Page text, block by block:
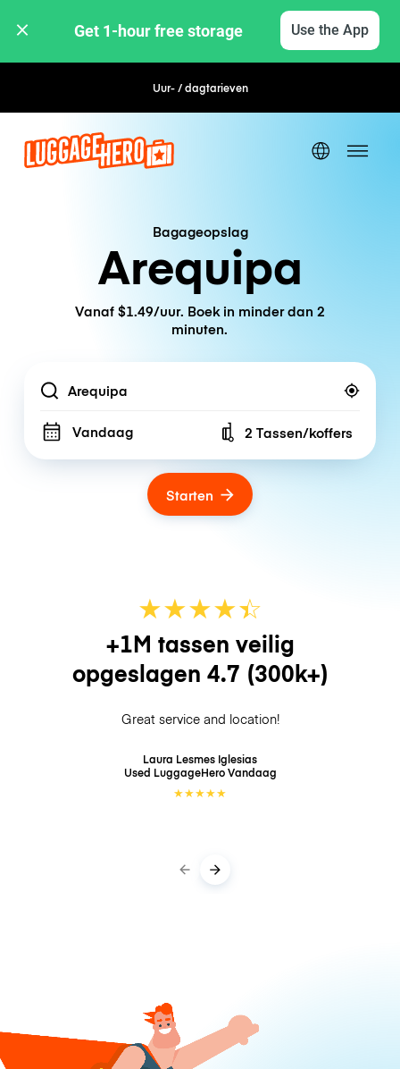
Get 1-hour free storage Use the App
Uur- / dagtarieven
Bagageopslag
Arequipa
Vanaf $1.49/uur. Boek in minder dan 2
minuten.
Location
Vandaag Number of bags
2 Tassen/koffers
Starten
★★★★☆
★
+1M tassen veilig
opgeslagen 4.7 (300k+)
Great service and location!
Laura Lesmes Iglesias
Used LuggageHeroVandaag
★★★★★